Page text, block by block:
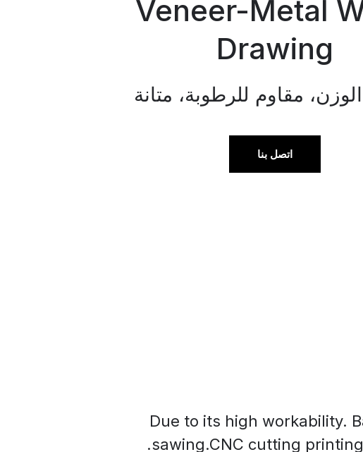
Veneer-Metal
Drawing
مقاوم للرطوبة، متانة
اتصل بنا
Due to its high workability.
sawing.CNC cutting